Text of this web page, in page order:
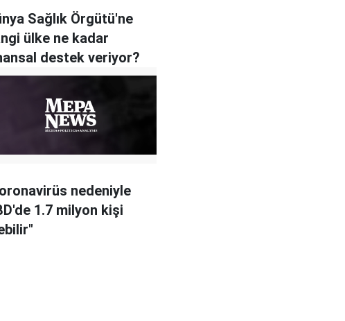
Sağlık Örgütü'ne
ülke ne kadar
destek veriyor?
nedeniyle
1.7 milyon kişi